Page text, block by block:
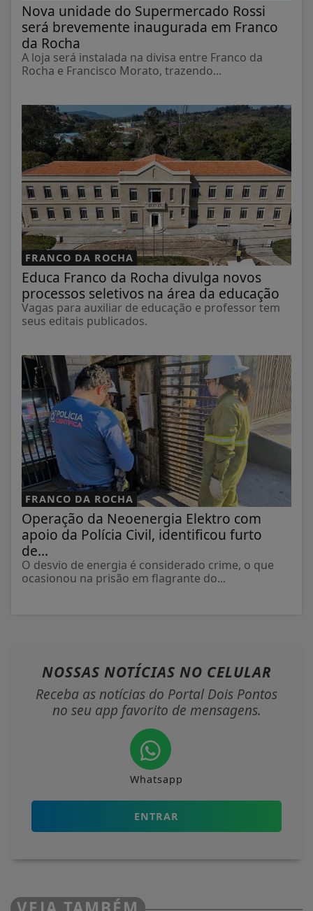
Nova unidade do Supermercado Rossi
será brevemente inaugurada em Franco
da Rocha
A loja será instalada na divisa entre Franco da
Rocha e Francisco Morato, trazendo...
FRANCO DA ROCHA
Educa Franco da Rocha divulga novos
processos seletivos na área da educação
Vagas para auxiliar de educação e professor tem
seus editais publicados.
FRANCO DA ROCHA
Operação da Neoenergia Elektro com
apoio da Polícia Civil, identificou furto
de...
O desvio de energia é considerado crime, o que
ocasionou na prisão em flagrante do...
NOSSAS NOTÍCIAS NO CELULAR
Receba as notícias do Portal Dois Pontos
no seu app favorito de mensagens.
Whatsapp
ENTRAR